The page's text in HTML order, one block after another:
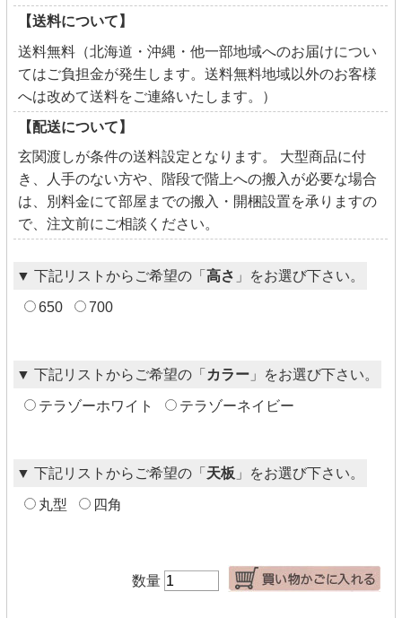
【送料について】
送料無料（北海道・沖縄・他一部地域へのお届けについ
てはご負担金が発生します。送料無料地域以外のお客様
へは改めて送料をご連絡いたします。）
【配送について】
玄関渡しが条件の送料設定となります。 大型商品に付
き、人手のない方や、階段で階上への搬入が必要な場合
は、別料金にて部屋までの搬入・開梱設置を承りますの
で、注文前にご相談ください。
▼ 下記リストからご希望の「高さ 」をお選び下さい。
650 700
▼ 下記リストからご希望の「 カラー 」をお選び下さい。
テラゾーホワイト テラゾーネイビー
▼ 下記リストからご希望の「 天板 」をお選び下さい。
丸型 四角
数量